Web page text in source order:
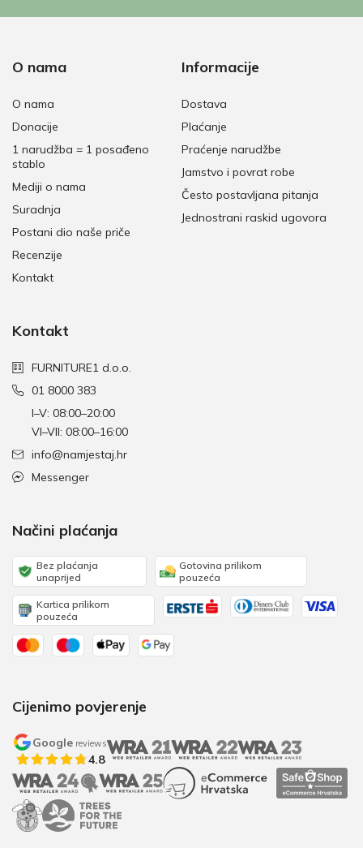
O nama
O nama
Donacije
1 narudžba = 1 posađeno
stablo
Mediji o nama
Suradnja
Postani dio naše priče
Recenzije
Kontakt
Informacije
Dostava
Plaćanje
Praćenje narudžbe
Jamstvo i povrat robe
Često postavljana pitanja
Jednostrani raskid ugovora
Kontakt
FURNITURE1 d.o.o.
01 8000 383
I–V: 08:00–20:00
VI–VII: 08:00–16:00
info@namjestaj.hr
Messenger
Načini plaćanja
Bez plaćanja
unaprijed
Gotovina prilikom
pouzeća
Kartica prilikom
pouzeća
Cijenimo povjerenje
Google reviews
4.8